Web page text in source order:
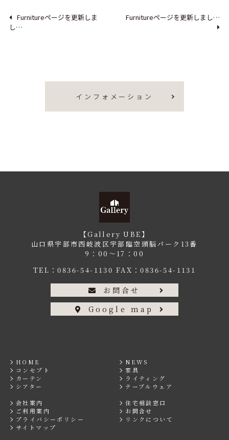
Furnitureページを更新しま
し…
Furnitureページを更新しまし…
インフォメーション
【Gallery UBE】
山口県宇部市西岐波区宇部臨空頭脳パーク13番
9：00〜17：00
TEL：0836-54-1130 FAX：0836-54-1131
お問合せ
Google map
HOME
NEWS
コンセプト
家具
カーテン
ライティング
シアター
テーブルウェア
会社案内
住宅相談窓口
ご利用案内
お問合せ
プライバシーポリシー
リンクについて
サイトマップ